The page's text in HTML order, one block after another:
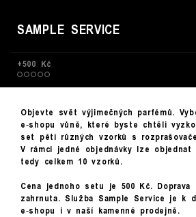
SAMPLE SERVICE
+500 Kč
Objevte svět výjimečných parfémů.
e‑shopu vůně, které byste chtěli
set pěti různých vzorků s
V rámci jedné objednávky lze objednat
tedy celkem 10 vzorků.
Cena jednoho setu je 500 Kč. Doprava
zahrnuta. Služba Sample Service je k
e‑shopu i v naší kamenné prodejně.